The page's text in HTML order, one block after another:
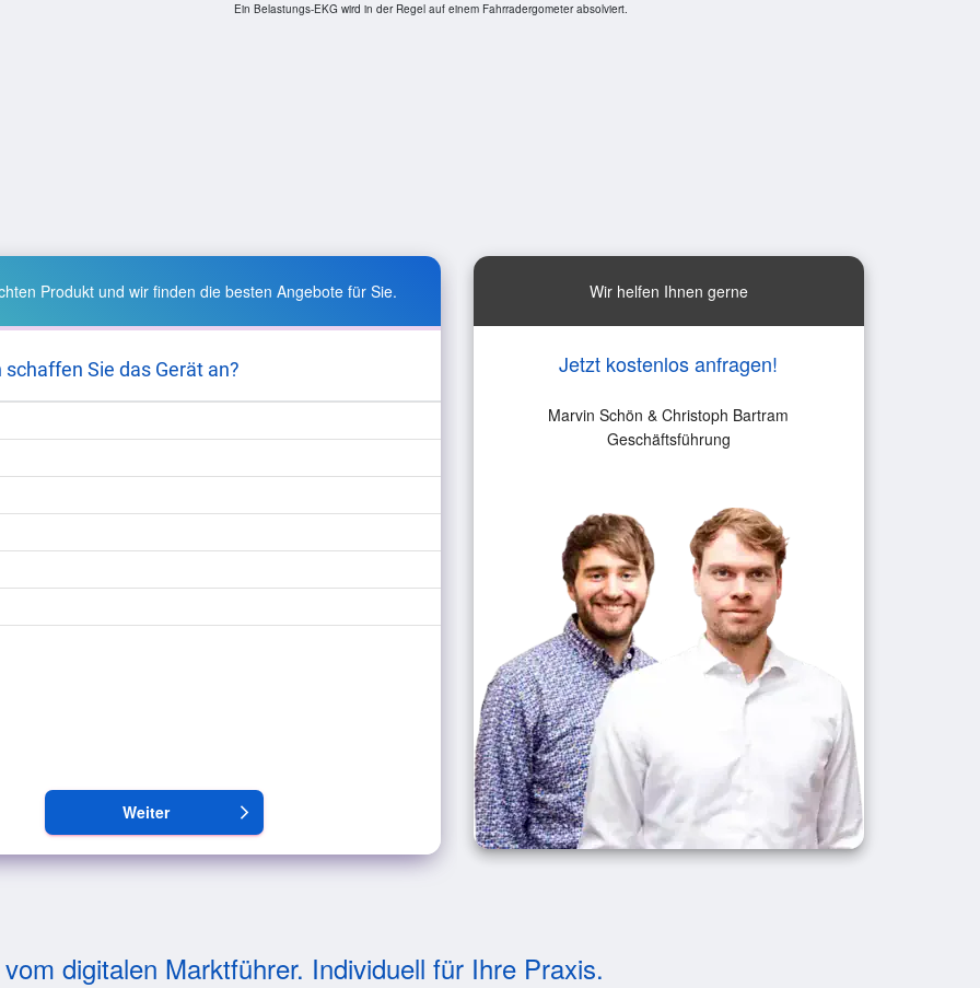
Ein Belastungs-EKG wird in der Regel auf einem Fahrradergometer absolviert.
Produkt und wir finden die besten Angebote für Sie.
Sie das Gerät an?
Weiter arrow_forward_ios
Wir helfen Ihnen gerne
Jetzt kostenlos anfragen!
Marvin Schön & Christoph Bartram
Geschäftsführung
digitalen Marktführer. Individuell für Ihre Praxis.